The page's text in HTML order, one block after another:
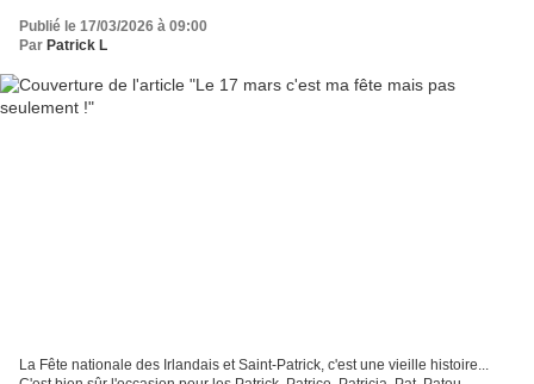
Publié le 17/03/2026 à 09:00
Par Patrick L
La Fête nationale des Irlandais et Saint-Patrick, c'est une vieille histoire...